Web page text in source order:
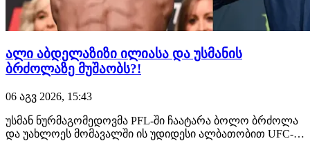
ალი აბდელაზიზი ილიასა და უსმანის
ბრძოლაზე მუშაობს?!
06 აგვ 2026, 15:43
უსმან ნურმაგომედოვმა PFL-ში ჩაატარა ბოლო ბრძოლა
და უახლოეს მომავალში ის უდიდესი ალბათობით UFC-ის